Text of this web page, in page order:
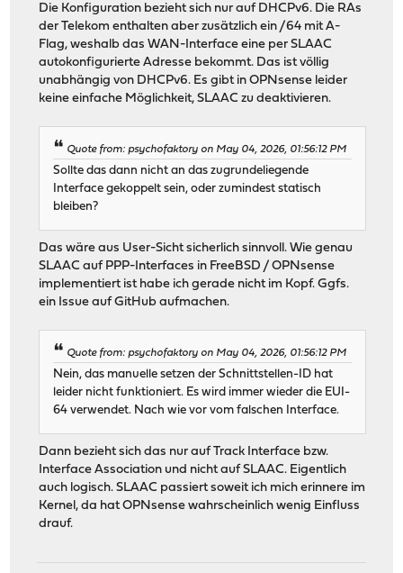
Die Konfiguration bezieht sich nur auf DHCPv6. Die RAs
der Telekom enthalten aber zusätzlich ein /64 mit A-
Flag, weshalb das WAN-Interface eine per SLAAC
autokonfigurierte Adresse bekommt. Das ist völlig
unabhängig von DHCPv6. Es gibt in OPNsense leider
keine einfache Möglichkeit, SLAAC zu deaktivieren.
Quote from: psychofaktory on May 04, 2026, 01:56:12 PM
Sollte das dann nicht an das zugrundeliegende
Interface gekoppelt sein, oder zumindest statisch
bleiben?
Das wäre aus User-Sicht sicherlich sinnvoll. Wie genau
SLAAC auf PPP-Interfaces in FreeBSD / OPNsense
implementiert ist habe ich gerade nicht im Kopf. Ggfs.
ein Issue auf GitHub aufmachen.
Quote from: psychofaktory on May 04, 2026, 01:56:12 PM
Nein, das manuelle setzen der Schnittstellen-ID hat
leider nicht funktioniert. Es wird immer wieder die EUI-
64 verwendet. Nach wie vor vom falschen Interface.
Dann bezieht sich das nur auf Track Interface bzw.
Interface Association und nicht auf SLAAC. Eigentlich
auch logisch. SLAAC passiert soweit ich mich erinnere im
Kernel, da hat OPNsense wahrscheinlich wenig Einfluss
drauf.